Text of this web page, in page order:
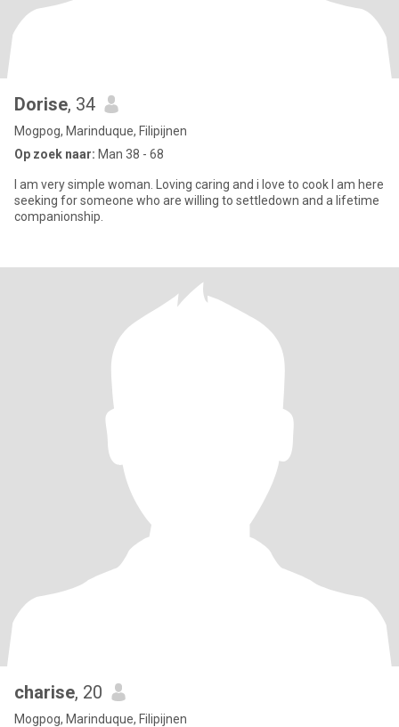
Dorise, 34
Mogpog, Marinduque, Filipijnen
Op zoek naar: Man 38 - 68
I am very simple woman. Loving caring and i love to cook l am here
seeking for someone who are willing to settledown and a lifetime
companionship.
charise, 20
Mogpog, Marinduque, Filipijnen